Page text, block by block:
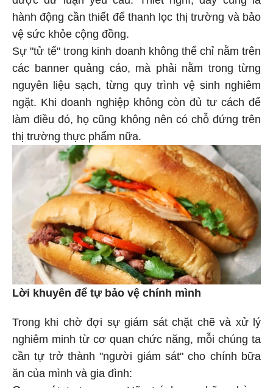
hành động cần thiết để thanh lọc thị trường và bảo
vệ sức khỏe cộng đồng.
Sự "tử tế" trong kinh doanh không thể chỉ nằm trên
các banner quảng cáo, mà phải nằm trong từng
nguyên liệu sạch, từng quy trình vệ sinh nghiêm
ngặt. Khi doanh nghiệp không còn đủ tư cách để
làm điều đó, họ cũng không nên có chỗ đứng trên
thị trường thực phẩm nữa.
Lời khuyên để tự bảo vệ chính mình
Trong khi chờ đợi sự giám sát chặt chẽ và xử lý
nghiêm minh từ cơ quan chức năng, mỗi chúng ta
cần tự trở thành "người giám sát" cho chính bữa
ăn của mình và gia đình: